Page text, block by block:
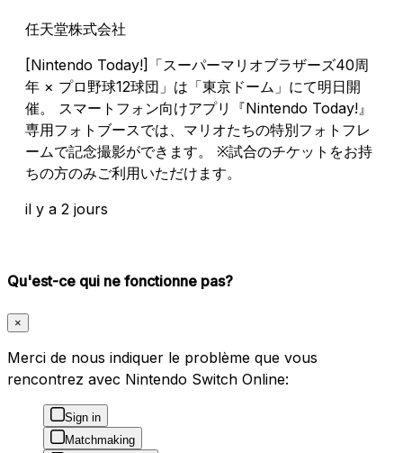
任天堂株式会社
[Nintendo Today!]「スーパーマリオブラザーズ40周
年 × プロ野球12球団」は「東京ドーム」にて明日開
催。 スマートフォン向けアプリ『Nintendo Today!』
専用フォトブースでは、マリオたちの特別フォトフレ
ームで記念撮影ができます。 ※試合のチケットをお持
ちの方のみご利用いただけます。
il y a 2 jours
Qu'est-ce qui ne fonctionne pas?
×
Merci de nous indiquer le problème que vous
rencontrez avec Nintendo Switch Online:
Sign in
Matchmaking